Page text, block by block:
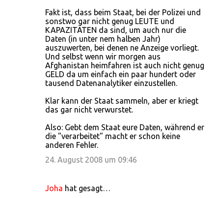
Fakt ist, dass beim Staat, bei der Polizei und
sonstwo gar nicht genug LEUTE und
KAPAZITÄTEN da sind, um auch nur die
Daten (in unter nem halben Jahr)
auszuwerten, bei denen ne Anzeige vorliegt.
Und selbst wenn wir morgen aus
Afghanistan heimfahren ist auch nicht genug
GELD da um einfach ein paar hundert oder
tausend Datenanalytiker einzustellen.
Klar kann der Staat sammeln, aber er kriegt
das gar nicht verwurstet.
Also: Gebt dem Staat eure Daten, während er
die "verarbeitet" macht er schon keine
anderen Fehler.
24. August 2008 um 09:46
Joha hat gesagt…